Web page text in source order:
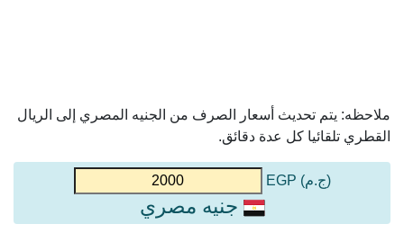
ملاحظه: يتم تحديث أسعار الصرف من الجنيه المصري إلى الريال
القطري تلقائيا كل عدة دقائق.
(ج.م) EGP
جنيه مصري